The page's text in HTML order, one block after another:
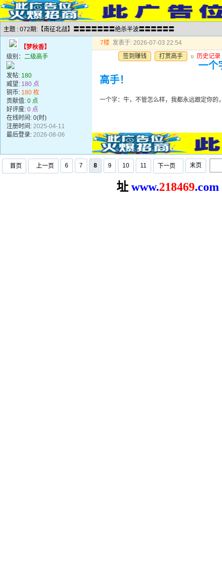
主题 : 072期:【南征北战】〓〓〓〓〓〓〓绝杀半波〓〓〓〓〓〓
【梦秋香】
级别： 二级高手
发帖: 180
威望: 180 点
铜币: 180 枚
贡献值: 0 点
好评度: 0 点
在线时间: 0(时)
注册时间: 2025-04-11
最后登录: 2026-08-06
7楼 发表于: 2026-07-03 22:54
签到赚钱
打赏高手 u 历史记录
一个
高手！
一个字：牛，不管怎么样，我都永远跟定你的
首页 上一页 6 7 8 9 10 11 下一页 末页
址 www.218469.com